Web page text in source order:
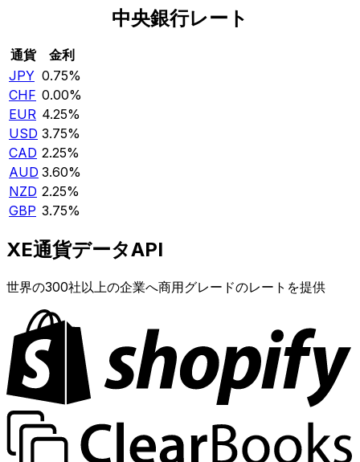
中央銀行レート
通貨
金利
JPY 0.75%
CHF 0.00%
EUR 4.25%
USD 3.75%
CAD 2.25%
AUD 3.60%
NZD 2.25%
GBP 3.75%
XE通貨データAPI
世界の300社以上の企業へ商用グレードのレートを提供